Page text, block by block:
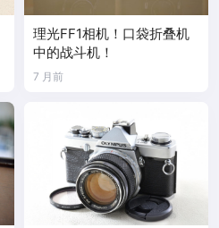
理光FF1相机！口袋折叠机
中的战斗机！
7 月前